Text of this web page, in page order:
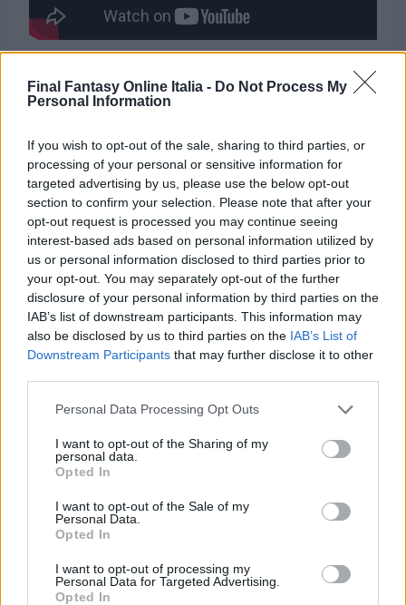
Final Fantasy Online Italia - Do Not Process My
Personal Information
If you wish to opt-out of the sale, sharing to third parties, or
processing of your personal or sensitive information for
targeted advertising by us, please use the below opt-out
section to confirm your selection. Please note that after your
opt-out request is processed you may continue seeing
interest-based ads based on personal information utilized by
us or personal information disclosed to third parties prior to
your opt-out. You may separately opt-out of the further
disclosure of your personal information by third parties on the
IAB’s list of downstream participants. This information may
also be disclosed by us to third parties on the IAB’s List of
Downstream Participants that may further disclose it to other
Personal Data Processing Opt Outs
I want to opt-out of the Sharing of my
personal data.
Opted In
I want to opt-out of the Sale of my
Personal Data.
Opted In
I want to opt-out of processing my
Personal Data for Targeted Advertising.
Opted In
Inoltre, dal forum ufficiale di Final Fantasy XV,
emergono le immagini di quella che dovrebbe
Ascension, attraverso il quale i 4 protagonisti
potranno apprendere diverse abilità, attive e
passive.
Navigazione
articoli
Final Fantasy XV è in
fase “Data Lock”
Bahamut e Ultima
Final Fantasy